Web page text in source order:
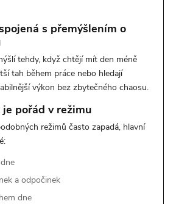
s přemýšlením o
tehdy, když chtějí mít den méně
tah během práce nebo hledají
výkon bez zbytečného chaosu.
pořád v režimu
režimů často zapadá, hlavní
a odpočinek
dne